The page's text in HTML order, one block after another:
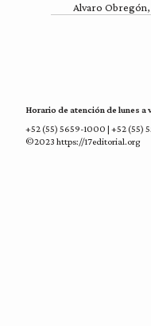
Alvaro
Horario de atención de lunes
+52 (55) 5659-1000 | +52 (55)
©2023 https://17editorial.org